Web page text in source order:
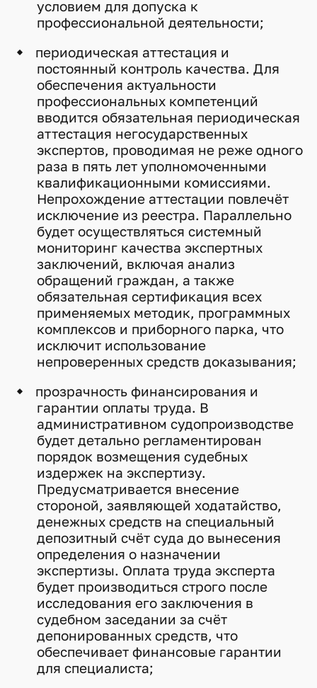
условием для допуска к
профессиональной деятельности;
периодическая аттестация и
постоянный контроль качества. Для
обеспечения актуальности
профессиональных компетенций
вводится обязательная периодическая
аттестация негосударственных
экспертов, проводимая не реже одного
раза в пять лет уполномоченными
квалификационными комиссиями.
Непрохождение аттестации повлечёт
исключение из реестра. Параллельно
будет осуществляться системный
мониторинг качества экспертных
заключений, включая анализ
обращений граждан, а также
обязательная сертификация всех
применяемых методик, программных
комплексов и приборного парка, что
исключит использование
непроверенных средств доказывания;
прозрачность финансирования и
гарантии оплаты труда. В
административном судопроизводстве
будет детально регламентирован
порядок возмещения судебных
издержек на экспертизу.
Предусматривается внесение
стороной, заявляющей ходатайство,
денежных средств на специальный
депозитный счёт суда до вынесения
определения о назначении
экспертизы. Оплата труда эксперта
будет производиться строго после
исследования его заключения в
судебном заседании за счёт
депонированных средств, что
обеспечивает финансовые гарантии
для специалиста;